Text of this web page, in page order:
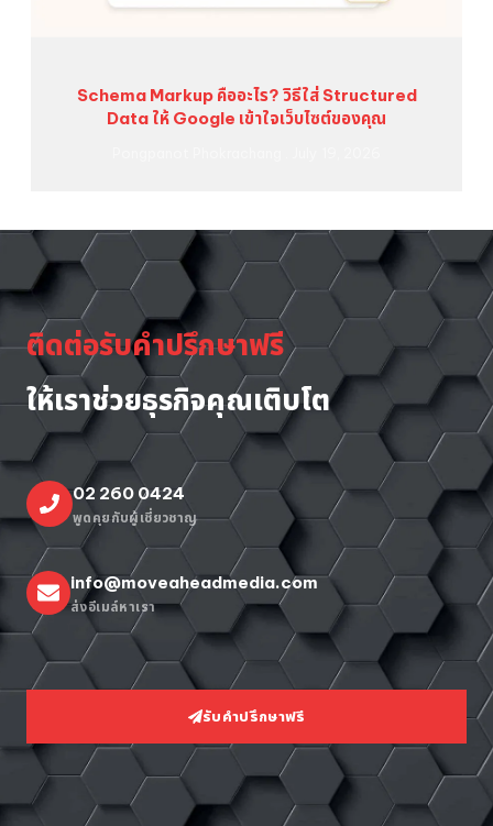
Schema Markup คืออะไร? วิธีใส่ Structured
Data ให้ Google เข้าใจเว็บไซต์ของคุณ
ติดต่อรับคำปรึกษาฟรี
ให้เราช่วยธุรกิจคุณเติบโต
02 260 0424
พูดคุยกับผู้เชี่ยวชาญ
info@moveaheadmedia.com
ส่งอีเมล์หาเรา
รับคำปรึกษาฟรี